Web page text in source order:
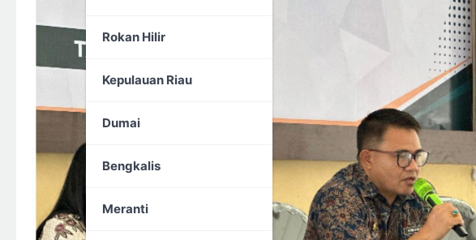
Rokan Hilir
Kepulauan Riau
Dumai
Bengkalis
Meranti